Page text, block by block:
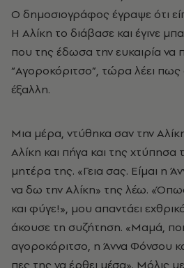
O δημοσιογράφος έγραψε ότι
Η Αλίκη το διάβασε και έγινε
που της έδωσα την ευκαιρία να
“Αγοροκόριτσο”, τώρα λέει πως
έξαλλη.
Μια μέρα, ντύθηκα σαν την
Αλίκη και πήγα και της χτύπησα
μητέρα της. «Γεια σας. Είμαι η
να δω την Αλίκη» της λέω.
και φύγε!», μου απαντάει
άκουσε τη συζήτηση. «Μαμά,
αγοροκόριτσο, η Άννα Φόνσου
πες της να έρθει μέσα». Μόλις